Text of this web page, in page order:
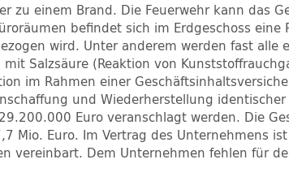
zu einem Brand. Die Feuerwehr kann das
befindet sich im Erdgeschoss eine
wird. Unter anderem werden fast alle
Salzsäure (Reaktion von
im Rahmen einer
und Wiederherstellung
Euro veranschlagt werden. Die
Euro. Im Vertrag des Unternehmens
vereinbart. Dem Unternehmen fehlen für